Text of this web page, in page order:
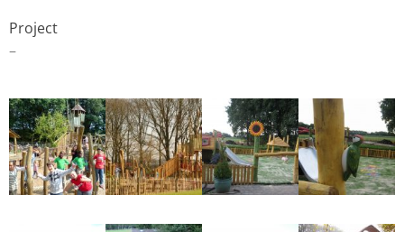
Project
–